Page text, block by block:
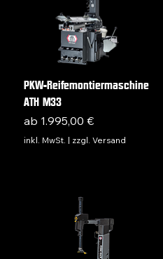
PKW-Reifemontiermaschine
ATH M33
ab 1.995,00 €
Sale-Preis
inkl. MwSt. | zzgl. Versand